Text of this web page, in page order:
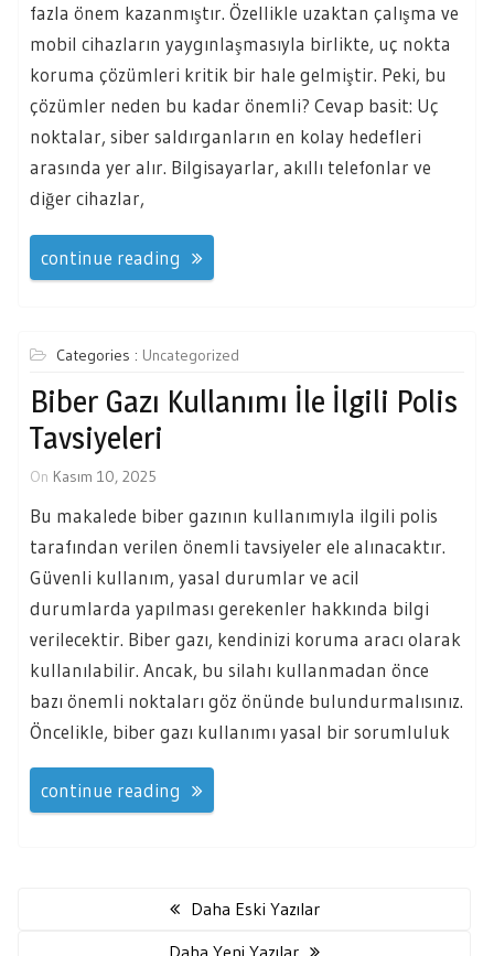
fazla önem kazanmıştır. Özellikle uzaktan çalışma ve
mobil cihazların yaygınlaşmasıyla birlikte, uç nokta
koruma çözümleri kritik bir hale gelmiştir. Peki, bu
çözümler neden bu kadar önemli? Cevap basit: Uç
noktalar, siber saldırganların en kolay hedefleri
arasında yer alır. Bilgisayarlar, akıllı telefonlar ve
diğer cihazlar,
continue reading
Categories : Uncategorized
Biber Gazı Kullanımı İle İlgili Polis
Tavsiyeleri
On Kasım 10, 2025
Bu makalede biber gazının kullanımıyla ilgili polis
tarafından verilen önemli tavsiyeler ele alınacaktır.
Güvenli kullanım, yasal durumlar ve acil
durumlarda yapılması gerekenler hakkında bilgi
verilecektir. Biber gazı, kendinizi koruma aracı olarak
kullanılabilir. Ancak, bu silahı kullanmadan önce
bazı önemli noktaları göz önünde bulundurmalısınız.
Öncelikle, biber gazı kullanımı yasal bir sorumluluk
continue reading
Daha Eski Yazılar
Daha Yeni Yazılar